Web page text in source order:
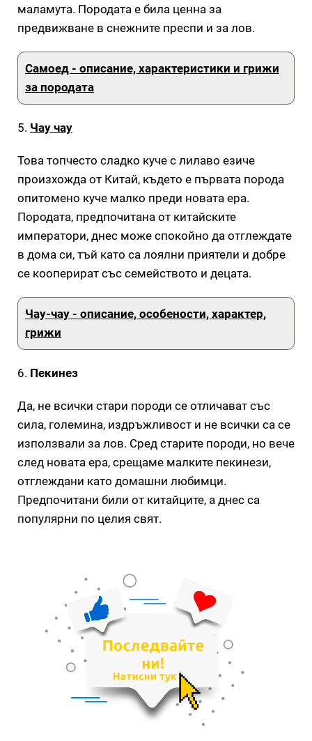
маламута. Породата е била ценна за
предвижване в снежните преспи и за лов.
Самоед - описание, характеристики и грижи
за породата
5. Чау чау
Това топчесто сладко куче с лилаво езиче
произхожда от Китай, където е първата порода
опитомено куче малко преди новата ера.
Породата, предпочитана от китайските
императори, днес може спокойно да отглеждате
в дома си, тъй като са лоялни приятели и добре
се кооперират със семейството и децата.
Чау-чау - описание, особености, характер,
грижи
6. Пекинез
Да, не всички стари породи се отличават със
сила, големина, издръжливост и не всички са се
използвали за лов. Сред старите породи, но вече
след новата ера, срещаме малките пекинези,
отглеждани като домашни любимци.
Предпочитани били от китайците, а днес са
популярни по целия свят.